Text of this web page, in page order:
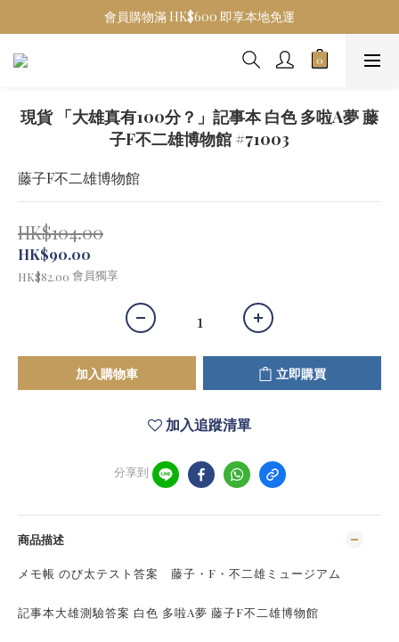
會員購物滿 HK$600 即享本地免運
現貨 「大雄真有100分？」記事本 白色 多啦A夢 藤
子F不二雄博物館 #71003
藤子F不二雄博物館
HK$104.00
HK$90.00
HK$82.00 會員獨享
加入購物車 立即購買
加入追蹤清單
分享到
商品描述
メモ帳 のび太テスト答案 藤子・F・不二雄ミュージアム
記事本大雄測驗答案 白色 多啦A夢 藤子F不二雄博物館